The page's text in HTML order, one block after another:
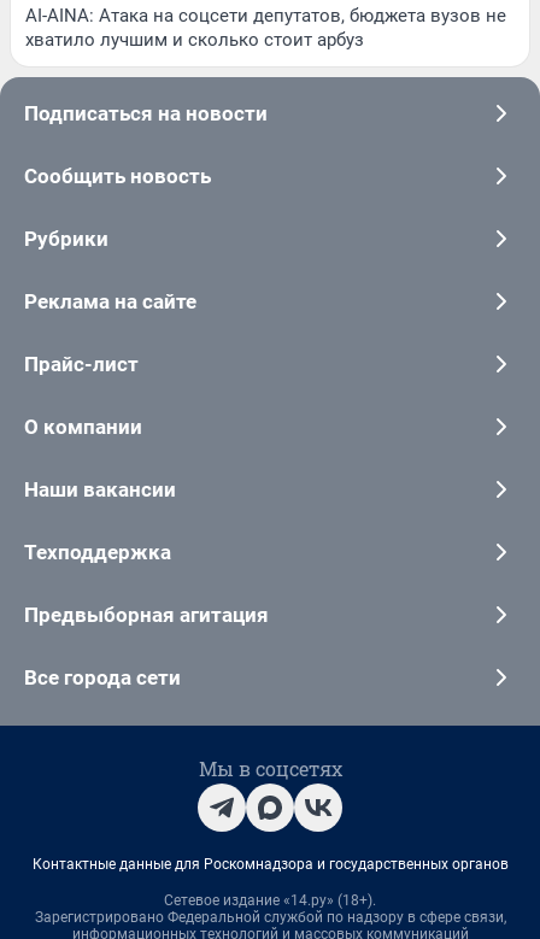
AI-AINA: Атака на соцсети депутатов, бюджета вузов не
хватило лучшим и сколько стоит арбуз
Подписаться на новости
Сообщить новость
Рубрики
Реклама на сайте
Прайс-лист
О компании
Наши вакансии
Техподдержка
Предвыборная агитация
Все города сети
Мы в соцсетях
Контактные данные для Роскомнадзора и государственных органов
Сетевое издание «14.ру» (18+).
Зарегистрировано Федеральной службой по надзору в сфере связи,
информационных технологий и массовых коммуникаций